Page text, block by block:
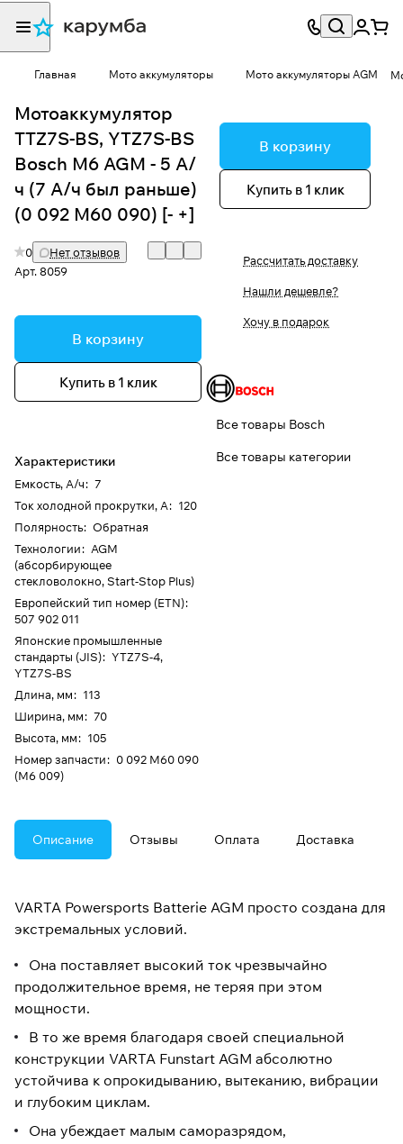
Главная Мото аккумуляторы Мото аккумуляторы AGM
Мотоаккумулятор
TTZ7S-BS, YTZ7S-BS
Bosch M6 AGM - 5 А/
ч (7 А/ч был раньше)
(0 092 M60 090) [- +]
0
Нет отзывов
Арт.8059
В корзину
Купить в 1 клик
Характеристики
Емкость, А/ч: 7
Ток холодной прокрутки, А: 120
Полярность: Обратная
Технологии: AGM
(абсорбирующее
стекловолокно, Start-Stop Plus)
Европейский тип номер (ETN):
507 902 011
Японские промышленные
стандарты (JIS): YTZ7S-4,
YTZ7S-BS
Длина, мм: 113
Ширина, мм: 70
Высота, мм: 105
Номер запчасти: 0 092 M60 090
(M6 009)
В корзину
Купить в 1 клик
Рассчитать доставку
Нашли дешевле?
Хочу в подарок
Все товары Bosch
Все товары категории
Описание Отзывы Оплата Доставка
VARTA Powersports Batterie AGM просто создана для
экстремальных условий.
Она поставляет высокий ток чрезвычайно
продолжительное время, не теряя при этом
мощности.
В то же время благодаря своей специальной
конструкции VARTA Funstart AGM абсолютно
устойчива к опрокидыванию, вытеканию, вибрации
и глубоким циклам.
Она убеждает малым саморазрядом,